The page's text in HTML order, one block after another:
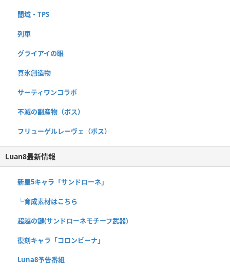
闇域・TPS
列車
グライアイの眼
真氷創造物
サーティワンコラボ
不滅の副産物（ボス）
フリューゲルレーヴェ（ボス）
Luan8最新情報
新星5キャラ「サンドローネ」
└育成素材はこちら
超越の鍵(サンドローネモチーフ武器)
復刻キャラ「コロンビーナ」
Luna8予告番組